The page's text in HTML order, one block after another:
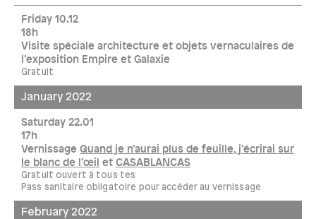
Friday 10.12
18h
Visite spéciale architecture et objets vernaculaires de
l’exposition Empire et Galaxie
Gratuit
January 2022
Saturday 22.01
17h
Vernissage Quand je n’aurai plus de feuille, j’écrirai sur
le blanc de l’œil et CASABLANCAS
Gratuit ouvert à tous·tes
Pass sanitaire obligatoire pour accéder au vernissage
February 2022